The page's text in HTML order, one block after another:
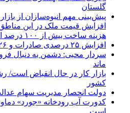
گلستان
پیش‌بینی مهم انبوه‌سازان از
افزایش قیمت ملک در این مناطق
هزینه ساخت بیش از ۱۰۰ درصد افزایش یافت
افزایش ۲۵ درصدی صادرات و ۲۶ درصد واردات در اصفهان
سردار محبی: دشمن به دنبال
ماند
بازار کار در حال انقباض است/
کشور
دولت انحصار مدیریت سهام
کدورت آب رودخانه «جورد»
است